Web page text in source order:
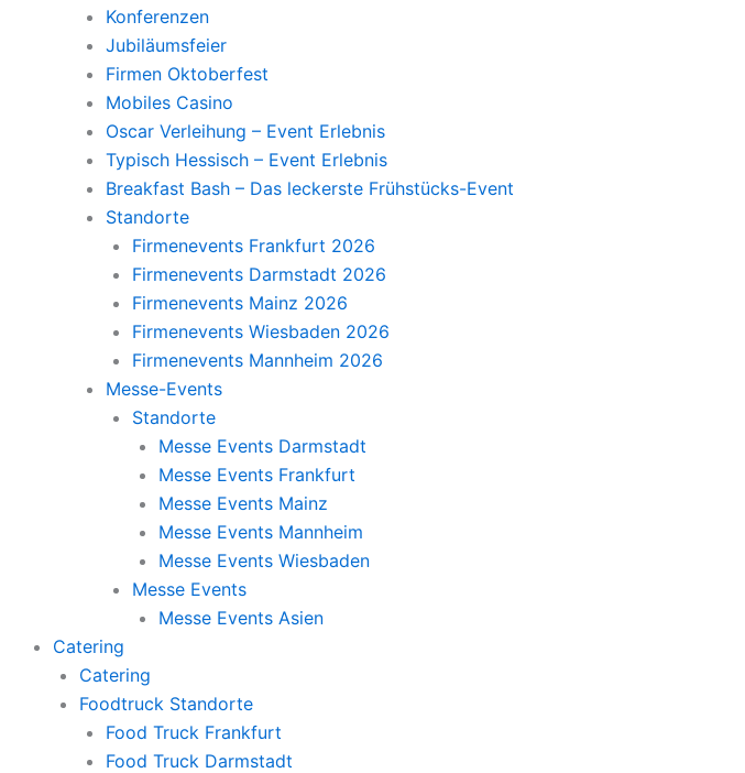
Konferenzen
Jubiläumsfeier
Firmen Oktoberfest
Mobiles Casino
Oscar Verleihung – Event Erlebnis
Typisch Hessisch – Event Erlebnis
Breakfast Bash – Das leckerste Frühstücks-Event
Standorte
Firmenevents Frankfurt 2026
Firmenevents Darmstadt 2026
Firmenevents Mainz 2026
Firmenevents Wiesbaden 2026
Firmenevents Mannheim 2026
Messe-Events
Standorte
Messe Events Darmstadt
Messe Events Frankfurt
Messe Events Mainz
Messe Events Mannheim
Messe Events Wiesbaden
Messe Events
Messe Events Asien
Catering
Catering
Foodtruck Standorte
Food Truck Frankfurt
Food Truck Darmstadt